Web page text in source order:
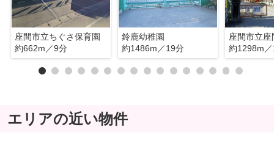
座間市立ちぐさ保育園
約662m／9分
鈴鹿幼稚園
約1486m／19分
座間市立座
約1298m
エリアの近い物件